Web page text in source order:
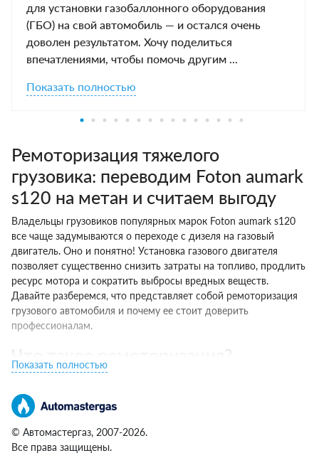
для установки газобаллонного оборудования
(ГБО) на свой автомобиль — и остался очень
доволен результатом. Хочу поделиться
впечатлениями, чтобы помочь другим ...
Показать полностью
Ремоторизация тяжелого
грузовика: переводим Foton aumark
s120 на метан и считаем выгоду
Владельцы грузовиков популярных марок Foton aumark s120
все чаще задумываются о переходе с дизеля на газовый
двигатель. Оно и понятно! Установка газового двигателя
позволяет существенно снизить затраты на топливо, продлить
ресурс мотора и сократить выбросы вредных веществ.
Давайте разберемся, что представляет собой ремоторизация
грузового автомобиля и почему ее стоит доверить
профессионалам.
Что такое ремоторизация?
дизеля на газовый двигатель, работающий на сжатом
природном газе (метане). Процесс включает такие шаги:
Демонтаж дизельного мотора вместе со всем навесным
оборудованием
Показать полностью
© Автомастергаз, 2007-2026.
Все права защищены.